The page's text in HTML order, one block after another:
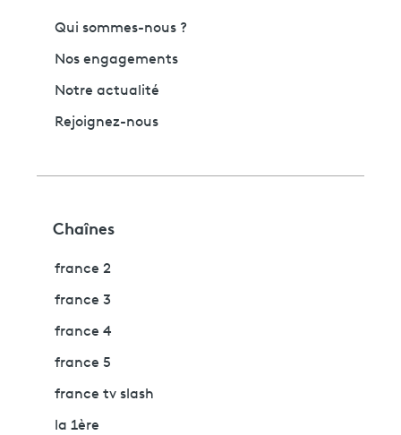
Qui sommes-nous ?
Nos engagements
Notre actualité
Rejoignez-nous
Chaînes
france 2
france 3
france 4
france 5
france tv slash
la 1ère